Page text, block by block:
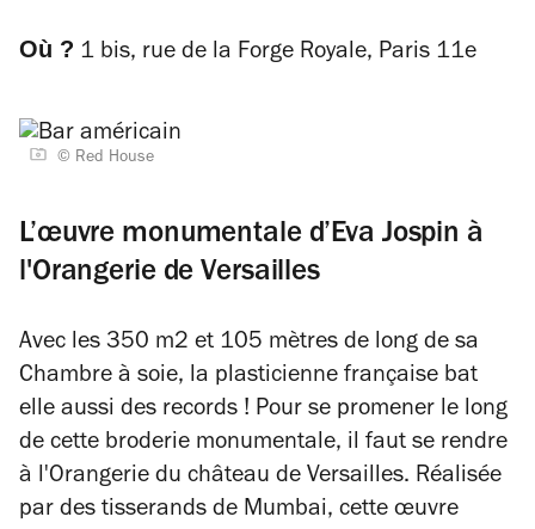
Où ? 1 bis, rue de la Forge Royale, Paris 11e
© Red House
L’œuvre monumentale d’Eva Jospin à
l'Orangerie de Versailles
Avec les 350 m2 et 105 mètres de long de sa
Chambre à soie, la plasticienne française bat
elle aussi des records ! Pour se promener le long
de cette broderie monumentale, il faut se rendre
à l'Orangerie du château de Versailles. Réalisée
par des tisserands de Mumbai, cette œuvre